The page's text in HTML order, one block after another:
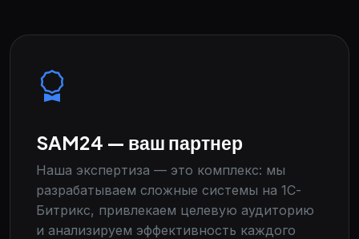
SAM24 — ваш партнер
Наша экспертиза — это комплекс: мы
разрабатываем сложные системы на 1С-
Битрикс, привлекаем целевую аудиторию
и анализируем эффективность каждого